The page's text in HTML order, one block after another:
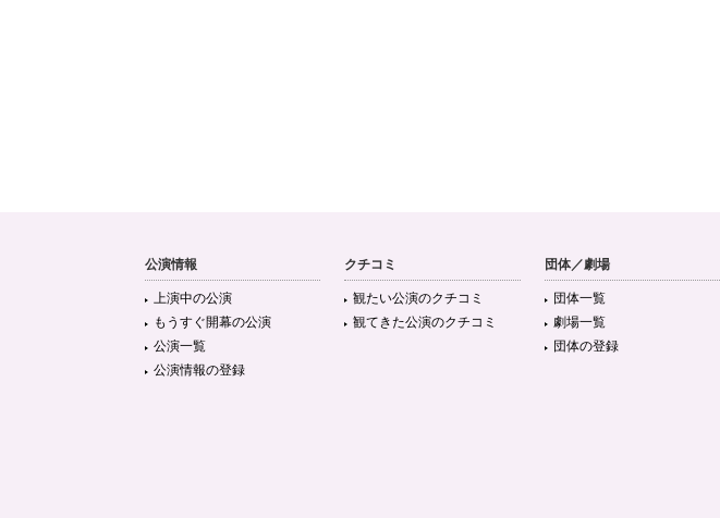
公演情報
上演中の公演
もうすぐ開幕の公演
公演一覧
公演情報の登録
クチコミ
観たい公演のクチコミ
観てきた公演のクチコミ
団体／劇場
団体一覧
劇場一覧
団体の登録